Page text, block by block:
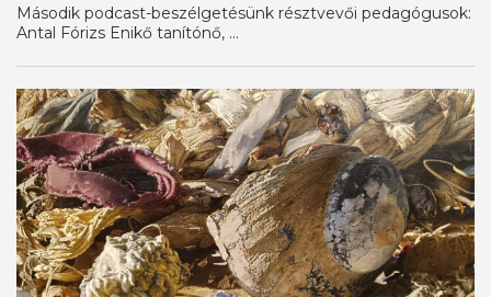
Második podcast-beszélgetésünk résztvevői pedagógusok:
Antal Fórizs Enikő tanítónő, ...